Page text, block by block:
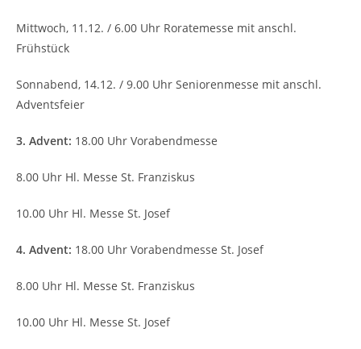
Mittwoch, 11.12. / 6.00 Uhr Roratemesse mit anschl.
Frühstück
Sonnabend, 14.12. / 9.00 Uhr Seniorenmesse mit anschl.
Adventsfeier
3. Advent: 18.00 Uhr Vorabendmesse
8.00 Uhr Hl. Messe St. Franziskus
10.00 Uhr Hl. Messe St. Josef
4. Advent: 18.00 Uhr Vorabendmesse St. Josef
8.00 Uhr Hl. Messe St. Franziskus
10.00 Uhr Hl. Messe St. Josef